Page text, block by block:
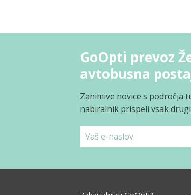
GoOpti prevoz
avtobusna
Zanimive novice s področja
nabiralnik prispeli vsak